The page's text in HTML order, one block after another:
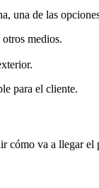
una de las
medios.
para el cliente.
cómo va a llegar el